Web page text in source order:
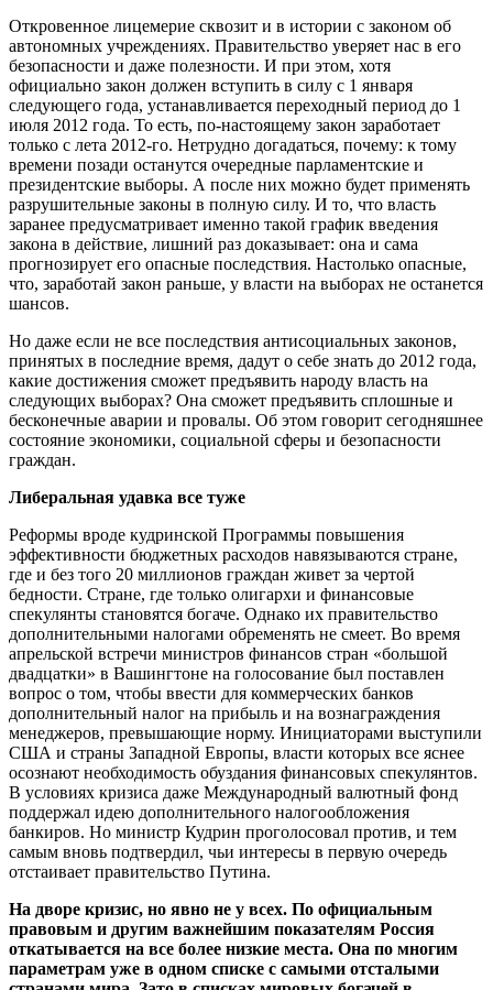
Откровенное лицемерие сквозит и в истории с законом об
автономных учреждениях. Правительство уверяет нас в его
безопасности и даже полезности. И при этом, хотя
официально закон должен вступить в силу с 1 января
следующего года, устанавливается переходный период до 1
июля 2012 года. То есть, по-настоящему закон заработает
только с лета 2012-го. Нетрудно догадаться, почему: к тому
времени позади останутся очередные парламентские и
президентские выборы. А после них можно будет применять
разрушительные законы в полную силу. И то, что власть
заранее предусматривает именно такой график введения
закона в действие, лишний раз доказывает: она и сама
прогнозирует его опасные последствия. Настолько опасные,
что, заработай закон раньше, у власти на выборах не останется
шансов.
Но даже если не все последствия антисоциальных законов,
принятых в последние время, дадут о себе знать до 2012 года,
какие достижения сможет предъявить народу власть на
следующих выборах? Она сможет предъявить сплошные и
бесконечные аварии и провалы. Об этом говорит сегодняшнее
состояние экономики, социальной сферы и безопасности
граждан.
Либеральная удавка все туже
Реформы вроде кудринской Программы повышения
эффективности бюджетных расходов навязываются стране,
где и без того 20 миллионов граждан живет за чертой
бедности. Стране, где только олигархи и финансовые
спекулянты становятся богаче. Однако их правительство
дополнительными налогами обременять не смеет. Во время
апрельской встречи министров финансов стран «большой
двадцатки» в Вашингтоне на голосование был поставлен
вопрос о том, чтобы ввести для коммерческих банков
дополнительный налог на прибыль и на вознаграждения
менеджеров, превышающие норму. Инициаторами выступили
США и страны Западной Европы, власти которых все яснее
осознают необходимость обуздания финансовых спекулянтов.
В условиях кризиса даже Международный валютный фонд
поддержал идею дополнительного налогообложения
банкиров. Но министр Кудрин проголосовал против, и тем
самым вновь подтвердил, чьи интересы в первую очередь
отстаивает правительство Путина.
На дворе кризис, но явно не у всех. По официальным
правовым и другим важнейшим показателям Россия
откатывается на все более низкие места. Она по многим
параметрам уже в одном списке с самыми отсталыми